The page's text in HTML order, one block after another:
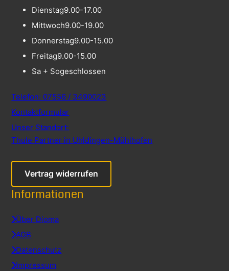
Dienstag9.00-17.00
Mittwoch9.00-19.00
Donnerstag9.00-15.00
Freitag9.00-15.00
Sa + Sogeschlossen
Telefon: 07556 / 3490023
Kontaktformular
Unser Standort:
Thule Partner in Uhldingen-Mühlhofen
Vertrag widerrufen
Informationen
Über Dioma
AGB
Datenschutz
Impressum